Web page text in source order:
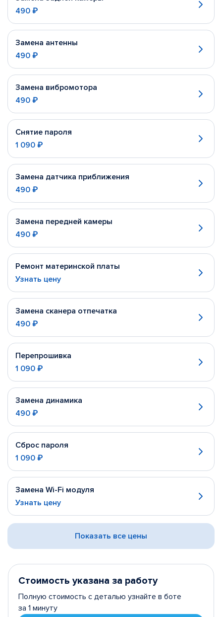
490 ₽
Замена антенны
490 ₽
Замена вибромотора
490 ₽
Снятие пароля
1 090 ₽
Замена датчика приближения
490 ₽
Замена передней камеры
490 ₽
Ремонт материнской платы
Узнать цену
Замена сканера отпечатка
490 ₽
Перепрошивка
1 090 ₽
Замена динамика
490 ₽
Сброс пароля
1 090 ₽
Замена Wi-Fi модуля
Узнать цену
Показать все цены
Стоимость указана за работу
Полную стоимость с деталью узнайте в боте
за 1 минуту